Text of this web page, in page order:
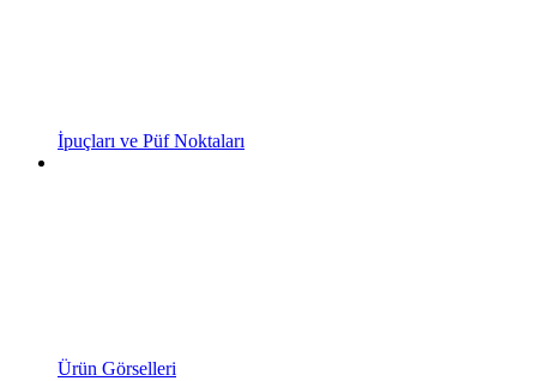
İpuçları ve Püf Noktaları
Ürün Görselleri